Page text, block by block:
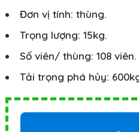
Đơn vị tính: thùng.
Trọng lượng: 15kg.
Số viên/ thùng: 108 viên.
Tải trọng phá hủy: